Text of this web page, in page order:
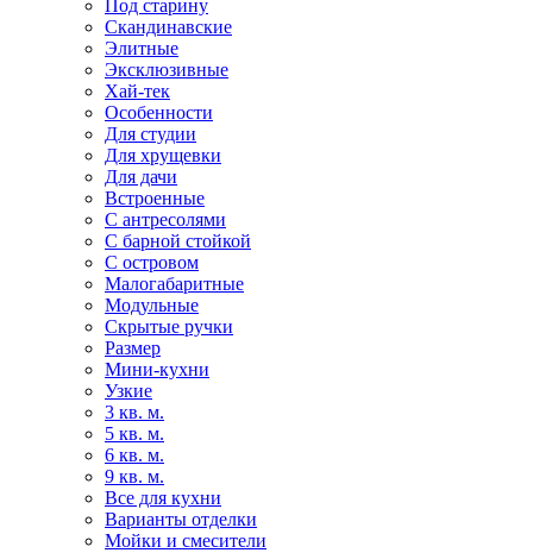
Под старину
Скандинавские
Элитные
Эксклюзивные
Хай-тек
Особенности
Для студии
Для хрущевки
Для дачи
Встроенные
С антресолями
С барной стойкой
С островом
Малогабаритные
Модульные
Скрытые ручки
Размер
Мини-кухни
Узкие
3 кв. м.
5 кв. м.
6 кв. м.
9 кв. м.
Все для кухни
Варианты отделки
Мойки и смесители